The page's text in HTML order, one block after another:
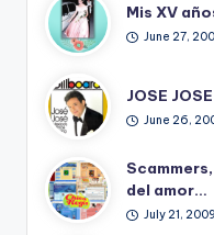
Mis XV
June 27,
JOSE JOSE
June 26,
del amor…
July 21, 2009